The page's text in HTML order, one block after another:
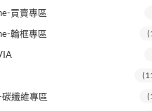
買賣專區
輪框專區
纖維專區